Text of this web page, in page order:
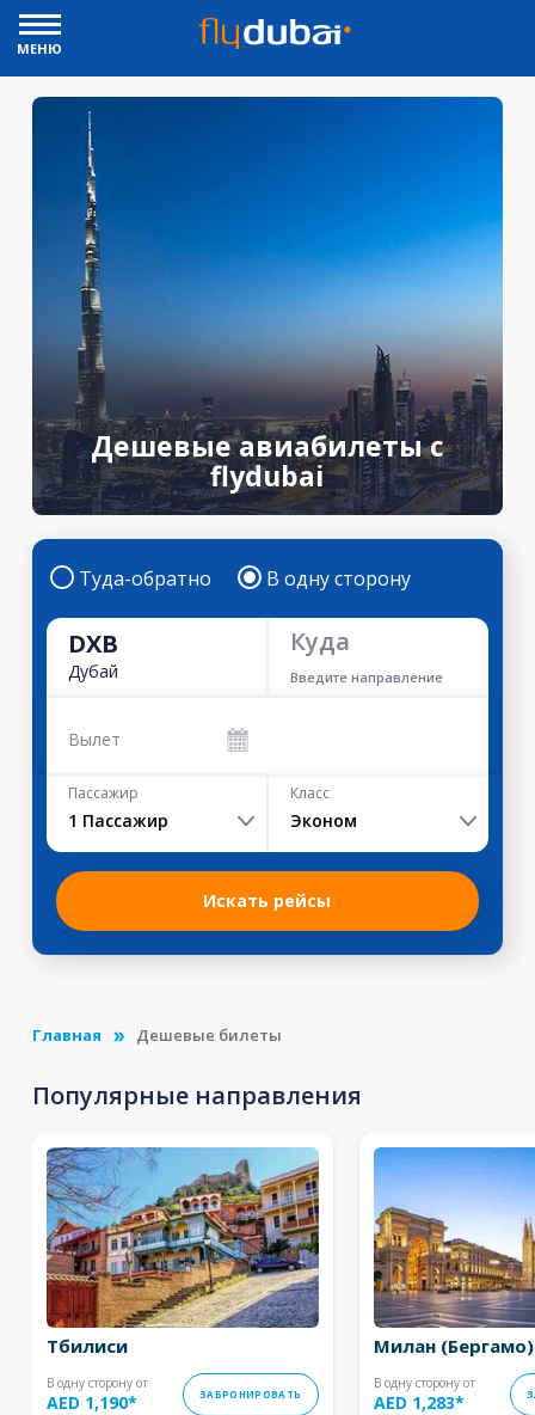
МЕНЮ
Дешевые авиабилеты с
flydubai
Туда-обратно В одну сторону
DXB
Дубай
Куда
Введите направление
Вылет
Пассажир
1 Пассажир
Класс
Эконом
Искать рейсы
Главная Дешевые билеты
Популярные направления
Тбилиси
В одну сторону от
AED 1,190* ЗАБРОНИРОВАТЬ
Милан (Бергамо)
В одну сторону от
AED 1,283*